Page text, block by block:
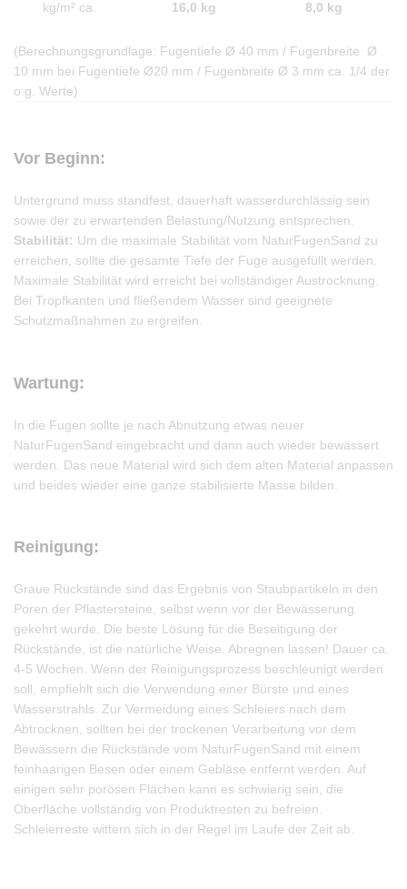
kg/m² ca. 16,0 kg 8,0 kg
(Berechnungsgrundlage: Fugentiefe Ø 40 mm / Fugenbreite Ø
10 mm bei Fugentiefe Ø20 mm / Fugenbreite Ø 3 mm ca. 1/4 der
o.g. Werte)
Vor Beginn:
Untergrund muss standfest, dauerhaft wasserdurchlässig sein
sowie der zu erwartenden Belastung/Nutzung entsprechen.
Stabilität: Um die maximale Stabilität vom NaturFugenSand zu
erreichen, sollte die gesamte Tiefe der Fuge ausgefüllt werden.
Maximale Stabilität wird erreicht bei vollständiger Austrocknung.
Bei Tropfkanten und fließendem Wasser sind geeignete
Schutzmaßnahmen zu ergreifen.
Wartung:
In die Fugen sollte je nach Abnutzung etwas neuer
NaturFugenSand eingebracht und dann auch wieder bewässert
werden. Das neue Material wird sich dem alten Material anpassen
und beides wieder eine ganze stabilisierte Masse bilden.
Reinigung:
Graue Rückstände sind das Ergebnis von Staubpartikeln in den
Poren der Pflastersteine, selbst wenn vor der Bewässerung
gekehrt wurde. Die beste Lösung für die Beseitigung der
Rückstände, ist die natürliche Weise. Abregnen lassen! Dauer ca.
4-5 Wochen. Wenn der Reinigungsprozess beschleunigt werden
soll, empfiehlt sich die Verwendung einer Bürste und eines
Wasserstrahls. Zur Vermeidung eines Schleiers nach dem
Abtrocknen, sollten bei der trockenen Verarbeitung vor dem
Bewässern die Rückstände vom NaturFugenSand mit einem
feinhaarigen Besen oder einem Gebläse entfernt werden. Auf
einigen sehr porösen Flächen kann es schwierig sein, die
Oberfläche vollständig von Produktresten zu befreien.
Schleierreste wittern sich in der Regel im Laufe der Zeit ab.